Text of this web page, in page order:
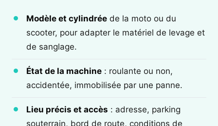
Modèle et cylindrée de la moto ou du
scooter, pour adapter le matériel de levage et
de sanglage.
État de la machine : roulante ou non,
accidentée, immobilisée par une panne.
Lieu précis et accès : adresse, parking
souterrain, bord de route, conditions de